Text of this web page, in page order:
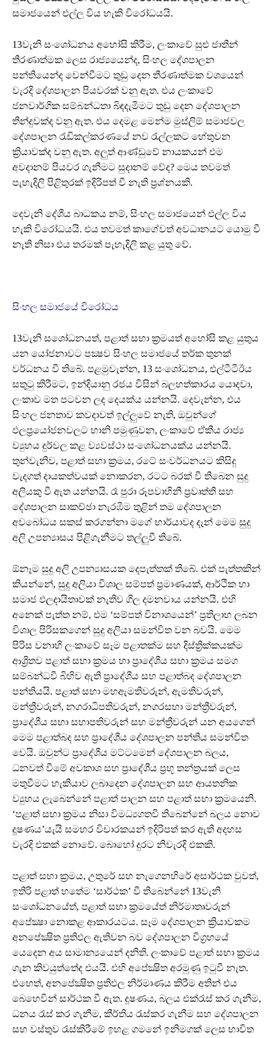
සමාජයෙන් එල්ල විය හැකි විරෝධයයි.
13වැනි සංශෝධනය අහෝසි කිරීම, ලංකාවේ සුළු ජාතීන්
තීරණාත්මක ලෙස රාජ්‍යයෙන්ද, සිංහල දේශපාලන
පන්තියෙන්ද වෙන්වීමට තුඩු දෙන තීරණාත්මක වශයෙන්
වැරදි දේශපාලන පියවරක් වනු ඇත. එය ලංකාවේ
ජනවාර්ගික සම්බන්ධතා බිඳදැමීමට තුඩු දෙන දේශපාලන
තීන්දුවක්ද වනු ඇත. එය දෙමළ මෙන්ම මුස්ලිම් සමාජවල
දේශපාලන රැඩිකල්කරණයේ නව රැල්ලකට හේතුවන
ක්‍රියාවක්ද වනු ඇත. අලුත් ආණ්ඩුවේ නායකයන් එම
අවදානම් පියවර ගැනීමට සුදානම් වේද? මෙය තවමත්
පැහැදිලි පිළිතුරක් ඉදිරිපත් වී නැති ප්‍රශ්නයකි.
දෙවැනි දේශීය බාධකය නම්, සිංහල සමාජයෙන් එල්ල විය
හැකි විරෝධයයි. එය තවමත් කාගේවත් අවධානයට යොමු වී
නැති නිසා එය තරමක් පැහැදිලි කළ යුතු වේ.
සිංහල සමාජයේ විරෝධය
13වැනි සශෝධනයත්, පළාත් සභා ක්‍රමයත් අහෝසි කළ යුතුය
යන යෝජනාවට පක්‍ෂව සිංහල සමාජයේ තර්ක තුනක්
වර්ධනය වී තිබේ. පළමුවැන්න, 13 සංශෝධනය, එල්ටීටීඊය
සතුටු කිරීමට, ඉන්දියානු රජය විසින් බලහත්කාරය යොදවා,
ලංකාව මත පටවන ලද දෙයක්ය යන්නයි. දෙවැන්න, එය
සිංහල ජනතාව කවදාවත් ඉල්ලුවේ නැති, ඔවුන්ගේ
ඵලප්‍රයෝජනවලට හානි පමුණුවන, ලංකාවේ ඒකීය රාජ්‍ය
ව්‍යුහය දුර්වල කළ ව්‍යවස්ථා සංශෝධනයක්ය යන්නයි.
තුන්වැනිව, පළාත් සභා ක්‍රමය, රටේ සංවර්ධනයට කිසිදු
වැදගත් දායකත්වයක් නොකරන, රටට බරක් වී තිබෙන සුදු
අලියකු වී ඇත යන්නයි. රෑ පුරා රූපවාහිනී ප්‍රවෘත්ති සහ
දේශපාලන සාකච්ඡා නැරඹීම තුළින් තම දේශපාලන
අවබෝධය සකස් කරගන්නා මගේ භාර්යාවද දැන් මෙම සුදු
අලි උපන්‍යාසය පිළිගැනීමට තල්ලුවී තිබේ.
ඕනෑම සුදු අලි උපන්‍යාසයක දෙපැත්තක් තිබේ. එක් පැත්තකින්
කියන්නේ, සුදු අලියා විශාල සම්පත් ප්‍රමාණයක්, ආර්ථික හා
සමාජ ඵලදායිතාවක් නැතිව ගිල දමනවාය යන්නයි. එහි
අනෙක් පැත්ත නම්, එම ‘සම්පත් විනාශයෙන්’ ප්‍රතිලාභ ලබන
විශාල පිරිසකගෙන් සුදු අලියා සමන්විත වන බවයි. මෙම
පිරිස වනාහි ලංකාවේ සෑම පළාතක්ම සහ දිස්ත්‍රික්කයක්ම
ආශ්‍රිතව පළාත් සභා ක්‍රමය හා ප්‍රාදේශීය සභා ක්‍රමය සමග
සම්බන්ධවී බිහිව ඇති ප්‍රාදේශීය සහ පළාත්බද දේශපාලන
පන්තියයි. පළාත් සභා මහඇමතිවරුන්, ඇමතිවරුන්,
මන්ත්‍රීවරුන්, නගරාධිපතිවරුන්, නගරසභා මන්ත්‍රීවරුන්,
ප්‍රාදේශීය සභා සභාපතිවරුන් සහ මන්ත්‍රීවරුන් යන අයගෙන්
මෙම පළාත්බද සහ ප්‍රාදේශීය දේශපාලන පන්තිය සමන්විත
වෙයි. ඔවුන්ට ප්‍රාදේශීය මට්ටමෙන් දේශපාලන බලය,
ධනවත් වීමේ අවකාශ සහ ප්‍රාදේශීය ප්‍රභූ තන්ත්‍රයක් ලෙස
මතුවීමට හැකියාව ලබාදෙන දේශපාලන සහ ආයතනික
ව්‍යුහය ලැබෙන්නේ පළාත් පාලන සහ පළාත් සභා ක්‍රමයෙනි.
‘පළාත් සභා ක්‍රමය නිසා විමධ්‍යගතවී තිබෙන්නේ බලය නොව
දූෂණය’යැයි සමහර විචාරකයන් ඉදිරිපත් කර ඇති අදහස
වැරදි එකක් නොවේ. බොහෝ දුරට නිවැරදි එකකි.
පළාත් සභා ක්‍රමය, උතුරේ සහ නැගෙනහිරේ අසාර්ථක වුවත්,
ඉතිරි පළාත් හතේම ‘සාර්ථක’ වී තිබෙන්නේ 13වැනි
සංශෝධනයේත්, පළාත් සභා ක්‍රමයේත් නිර්මාතෘවරුන්
අපේක්‍ෂා නොකළ ආකාරයටය. සෑම දේශපාලන ක්‍රියාවකම
අනපේක්‍ෂිත ප්‍රතිඵල ඇතිවන බව දේශපාලන විග්‍රහයේ
යෙදෙන අය සාමාන්‍යයෙන් දනිති. ලංකාවේ පළාත් සභා ක්‍රමය
ගැන කිවයුත්තේද එයයි. එහි අපේක්‍ෂිත අරමුණු ඉටුවී නැත.
එහෙත්, අනපේක්‍ෂිත ප්‍රතිඵල නිර්මාණය කිරීම අතින් එය
බෙහෙවින් සාර්ථක වී ඇත. දූෂණය, බලය එක්රැස් කර ගැනීම,
ධනය රැස් කර ගැනීම, කීර්තිය රැස්කර ගැනීම සහ දේශපාලන
සහ වස්තුව රැස්කිරීමේ ඉහළ ගමනේ ඉනිමගක් ලෙස භාවිත